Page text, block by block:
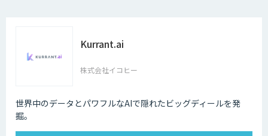
Kurrant.ai
株式会社イコヒー
世界中のデータとパワフルなAIで隠れたビッグディールを発
掘。